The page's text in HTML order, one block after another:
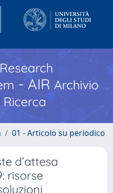
- AIR Archivio
01 - Articolo su periodico
d’attesa
risorse